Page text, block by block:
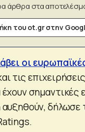
άρθρα στα
του ot.gr στην
οι
τις
δήλωσε